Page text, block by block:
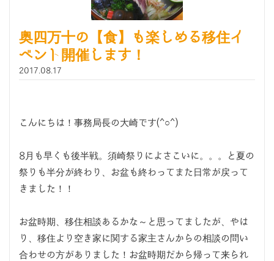
奥四万十の【食】も楽しめる移住イ
ベント開催します！
2017.08.17
こんにちは！事務局長の大崎です(^○^)
8月も早くも後半戦。須崎祭りによさこいに。。。と夏の
祭りも半分が終わり、お盆も終わってまた日常が戻って
きました！！
お盆時期、移住相談あるかな～と思ってましたが、やは
り、移住より空き家に関する家主さんからの相談の問い
合わせの方がありました！お盆時期だから帰って来られ